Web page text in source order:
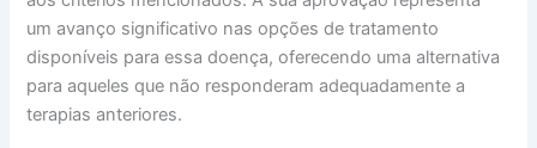
um avanço significativo nas opções de tratamento
disponíveis para essa doença, oferecendo uma alternativa
para aqueles que não responderam adequadamente a
terapias anteriores.